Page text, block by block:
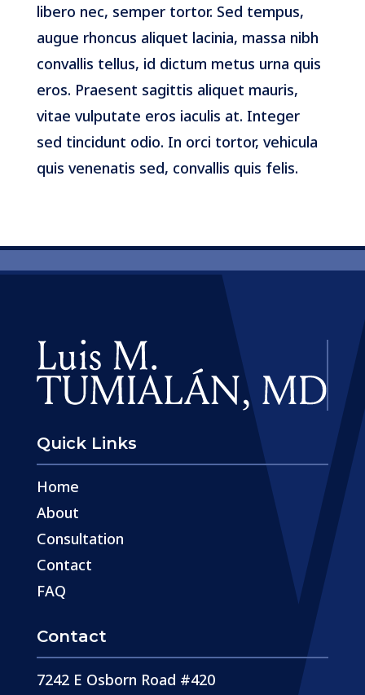
libero nec, semper tortor. Sed tempus,
augue rhoncus aliquet lacinia, massa nibh
convallis tellus, id dictum metus urna quis
eros. Praesent sagittis aliquet mauris,
vitae vulputate eros iaculis at. Integer
sed tincidunt odio. In orci tortor, vehicula
quis venenatis sed, convallis quis felis.
Quick Links
Home
About
Consultation
Contact
FAQ
Contact
7242 E Osborn Road #420